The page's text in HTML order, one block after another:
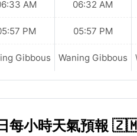
AM
PM
Gibbous
06:32 AM
05:57 PM
Waning Gibbous
每小時天氣預報